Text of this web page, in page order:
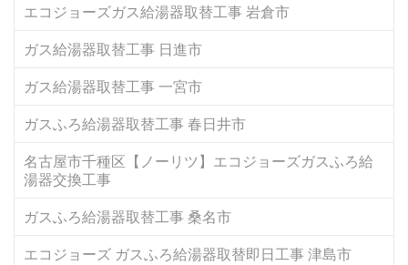
エコジョーズガス給湯器取替工事 岩倉市
ガス給湯器取替工事 日進市
ガス給湯器取替工事 一宮市
ガスふろ給湯器取替工事 春日井市
名古屋市千種区【ノーリツ】エコジョーズガスふろ給
湯器交換工事
ガスふろ給湯器取替工事 桑名市
エコジョーズ ガスふろ給湯器取替即日工事 津島市